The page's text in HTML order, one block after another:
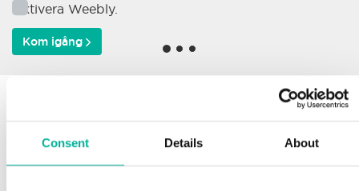
Consent Details About
Aktivera Weebly.
Kom igång
Varför väljer våra kunder
oss?